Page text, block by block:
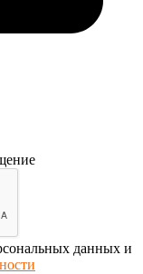
данных и